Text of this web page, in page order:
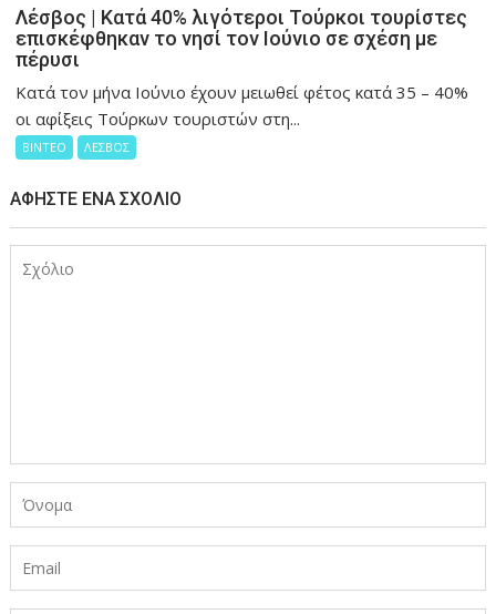
Λέσβος | Κατά 40% λιγότεροι Τούρκοι τουρίστες
επισκέφθηκαν το νησί τον Ιούνιο σε σχέση με
πέρυσι
Κατά τον μήνα Ιούνιο έχουν μειωθεί φέτος κατά 35 – 40%
οι αφίξεις Τούρκων τουριστών στη...
ΒΙΝΤΕΟ ΛΕΣΒΟΣ
ΑΦΉΣΤΕ ΈΝΑ ΣΧΌΛΙΟ